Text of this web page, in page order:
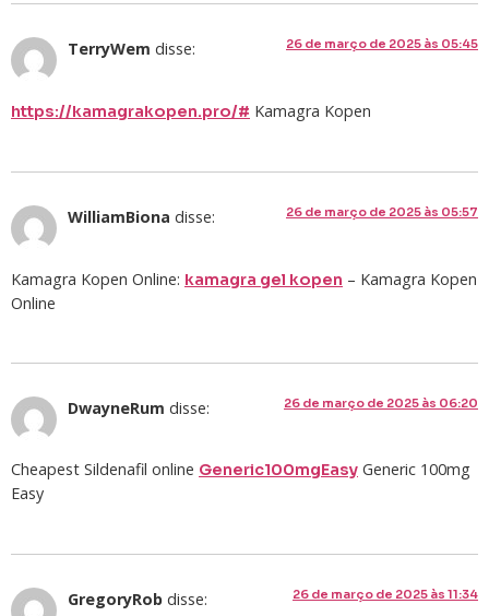
TerryWem disse: 26 de março de 2025 às 05:45
https://kamagrakopen.pro/# Kamagra Kopen
WilliamBiona disse: 26 de março de 2025 às 05:57
Kamagra Kopen Online: kamagra gel kopen – Kamagra Kopen
Online
DwayneRum disse: 26 de março de 2025 às 06:20
Cheapest Sildenafil online Generic100mgEasy Generic 100mg
Easy
GregoryRob disse: 26 de março de 2025 às 11:34